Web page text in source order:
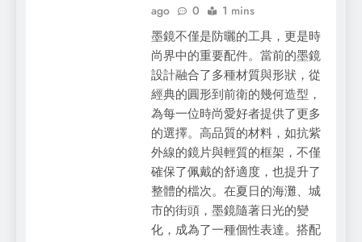
ago
0 1 mins
墨鏡不僅是防曬的工具，更是時
尚界中的重要配件。當前的墨鏡
設計融合了多種材質與形狀，從
經典的圓形到前衛的幾何造型，
為每一位時尚愛好者提供了更多
的選擇。高品質的材料，如抗紫
外線的鏡片與輕質的框架，不僅
確保了佩戴的舒適度，也提升了
整體的檔次。在夏日的海灘、城
市的街頭，墨鏡隨著日光的變
化，成為了一種個性表達。搭配